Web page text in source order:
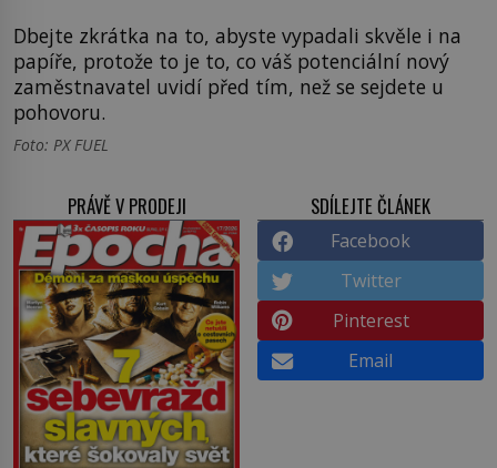
Dbejte zkrátka na to, abyste vypadali skvěle i na
papíře, protože to je to, co váš potenciální nový
zaměstnavatel uvidí před tím, než se sejdete u
pohovoru.
Foto: PX FUEL
PRÁVĚ V PRODEJI SDÍLEJTE ČLÁNEK
Facebook
Twitter
Pinterest
Email